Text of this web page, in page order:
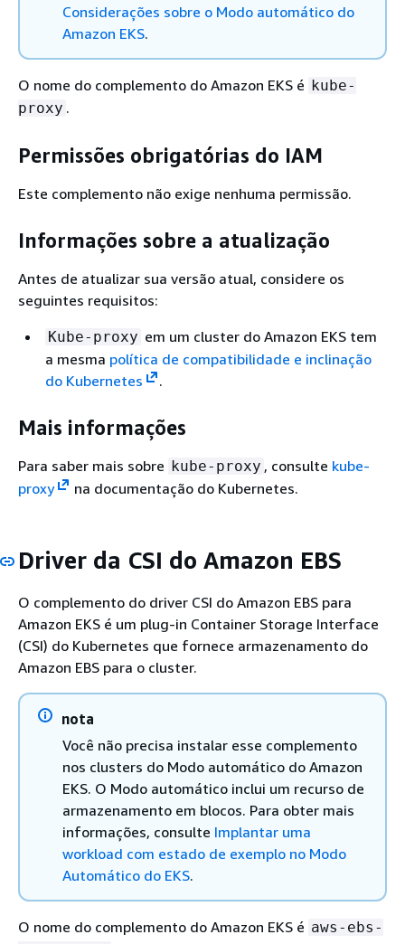
Considerações sobre o Modo automático do
Amazon EKS.
O nome do complemento do Amazon EKS é kube-
proxy .
Permissões obrigatórias do IAM
Este complemento não exige nenhuma permissão.
Informações sobre a atualização
Antes de atualizar sua versão atual, considere os
seguintes requisitos:
Kube-proxy em um cluster do Amazon EKS tem
a mesma política de compatibilidade e inclinação
do Kubernetes
.
Mais informações
Para saber mais sobre kube-proxy , consulte kube-
proxy
na documentação do Kubernetes.
Driver da CSI do Amazon EBS
O complemento do driver CSI do Amazon EBS para
Amazon EKS é um plug-in Container Storage Interface
(CSI) do Kubernetes que fornece armazenamento do
Amazon EBS para o cluster.
nota
Você não precisa instalar esse complemento
nos clusters do Modo automático do Amazon
EKS. O Modo automático inclui um recurso de
armazenamento em blocos. Para obter mais
informações, consulte Implantar uma
workload com estado de exemplo no Modo
Automático do EKS.
O nome do complemento do Amazon EKS é aws-ebs-